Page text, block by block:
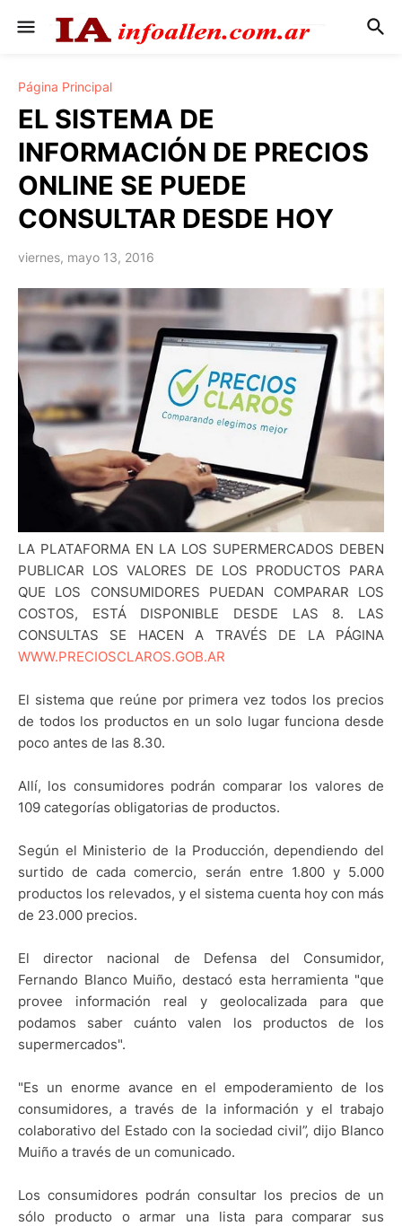
Página Principal
EL SISTEMA DE
INFORMACIÓN DE PRECIOS
ONLINE SE PUEDE
CONSULTAR DESDE HOY
viernes, mayo 13, 2016
LA PLATAFORMA EN LA LOS SUPERMERCADOS DEBEN
PUBLICAR LOS VALORES DE LOS PRODUCTOS PARA
QUE LOS CONSUMIDORES PUEDAN COMPARAR LOS
COSTOS, ESTÁ DISPONIBLE DESDE LAS 8. LAS
CONSULTAS SE HACEN A TRAVÉS DE LA PÁGINA
WWW.PRECIOSCLAROS.GOB.AR
El sistema que reúne por primera vez todos los precios
de todos los productos en un solo lugar funciona desde
poco antes de las 8.30.
Allí, los consumidores podrán comparar los valores de
109 categorías obligatorias de productos.
Según el Ministerio de la Producción, dependiendo del
surtido de cada comercio, serán entre 1.800 y 5.000
productos los relevados, y el sistema cuenta hoy con más
de 23.000 precios.
El director nacional de Defensa del Consumidor,
Fernando Blanco Muiño, destacó esta herramienta "que
provee información real y geolocalizada para que
podamos saber cuánto valen los productos de los
supermercados".
"Es un enorme avance en el empoderamiento de los
consumidores, a través de la información y el trabajo
colaborativo del Estado con la sociedad civil”, dijo Blanco
Muiño a través de un comunicado.
Los consumidores podrán consultar los precios de un
sólo producto o armar una lista para comparar sus